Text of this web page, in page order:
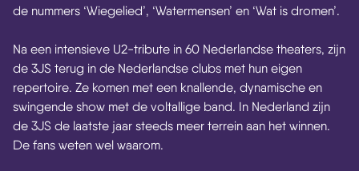
de nummers ‘Wiegelied’, ‘Watermensen’ en ‘Wat is dromen’.
Na een intensieve U2-tribute in 60 Nederlandse theaters, zijn
de 3JS terug in de Nederlandse clubs met hun eigen
repertoire. Ze komen met een knallende, dynamische en
swingende show met de voltallige band. In Nederland zijn
de 3JS de laatste jaar steeds meer terrein aan het winnen.
De fans weten wel waarom.